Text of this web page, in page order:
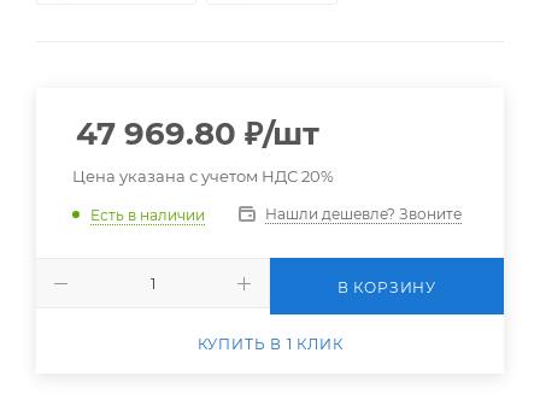
47 969.80 ₽/шт
Цена указана с учетом НДС 20%
Есть в наличии Нашли дешевле? Звоните
В КОРЗИНУ
КУПИТЬ В 1 КЛИК